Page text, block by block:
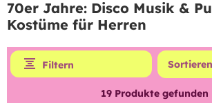
70er Jahre: Disco Musik &
Kostüme für Herren
Filtern
19 Produkte gefunden